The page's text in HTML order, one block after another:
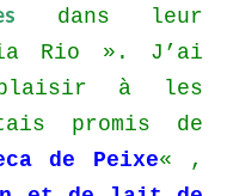
dans leur
Rio ». J’ai
plaisir à les
promis de
de Peixe« ,